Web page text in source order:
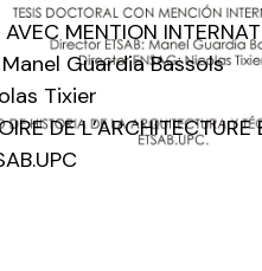
MENTION
Guardia Bassols
Tixier
DE